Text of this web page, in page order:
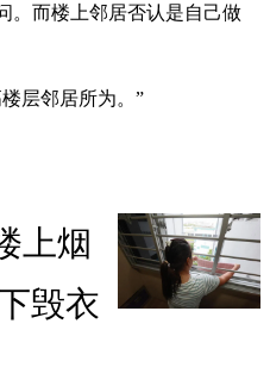
。而楼上邻居否认是自己做
层邻居所为。”
上烟
毁衣